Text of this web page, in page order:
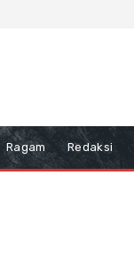
Ragam Redaksi